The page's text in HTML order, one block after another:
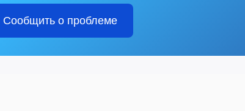
Сообщить о проблеме